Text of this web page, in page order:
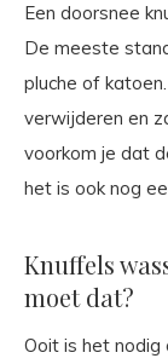
Een doorsnee
De meeste
pluche of
verwijderen en
voorkom je dat
het is ook nog
Knuffels
moet dat?
Ooit is het nodig